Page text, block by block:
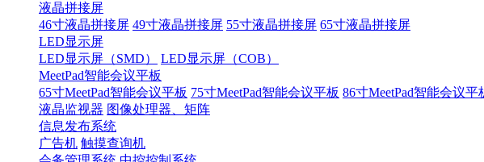
液晶拼接屏
46寸液晶拼接屏 49寸液晶拼接屏 55寸液晶拼接屏 65寸液晶拼接屏
LED显示屏
LED显示屏（SMD）
LED显示屏（COB）
MeetPad智能会议平板
65寸MeetPad智能会议平板 75寸MeetPad智能会议平板 86寸MeetPad智能会议平
液晶监视器 图像处理器、矩阵
信息发布系统
广告机 触摸查询机